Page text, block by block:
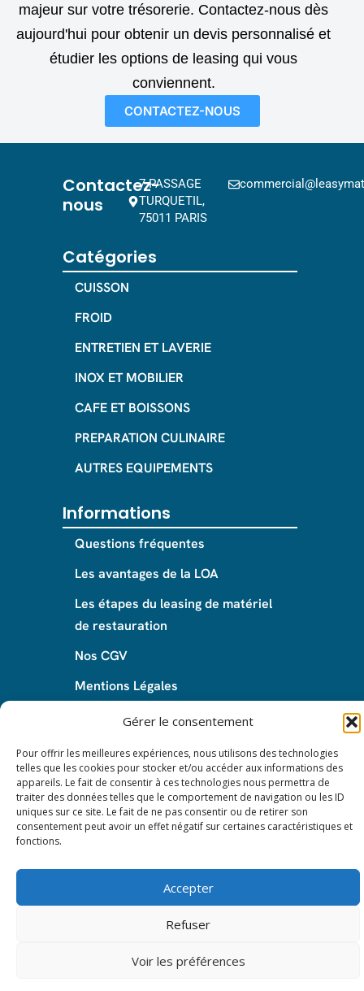
Gérer le consentement
Pour offrir les meilleures expériences, nous utilisons des technologies
telles que les cookies pour stocker et/ou accéder aux informations des
appareils. Le fait de consentir à ces technologies nous permettra de
traiter des données telles que le comportement de navigation ou les ID
uniques sur ce site. Le fait de ne pas consentir ou de retirer son
consentement peut avoir un effet négatif sur certaines caractéristiques et
fonctions.
Accepter
Refuser
Voir les préférences
majeur sur votre trésorerie. Contactez-nous dès
aujourd'hui pour obtenir un devis personnalisé et
étudier les options de leasing qui vous
conviennent.
CONTACTEZ-NOUS
Contactez-
nous
7 PASSAGE
TURQUETIL,
75011 PARIS
Catégories
CUISSON
FROID
ENTRETIEN ET LAVERIE
INOX ET MOBILIER
CAFE ET BOISSONS
PREPARATION CULINAIRE
AUTRES EQUIPEMENTS
Informations
Questions fréquentes
Les avantages de la LOA
Les étapes du leasing de matériel
de restauration
Nos CGV
Mentions Légales
Protection des données – RGPD
© 2024 All rights reserved. Leasy Mat.